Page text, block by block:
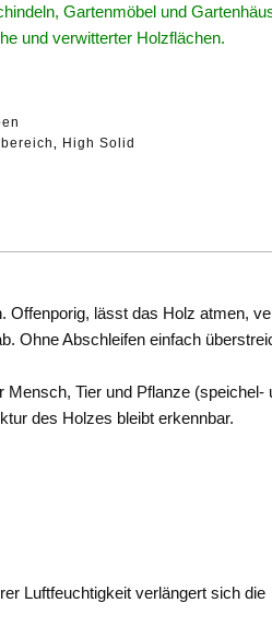
Gartenmöbel und
und verwitterter Holzflächen.
High Solid
Offenporig, lässt das Holz atmen,
Ohne Abschleifen einfach
Tier und Pflanze (speichel-
des Holzes bleibt erkennbar.
Luftfeuchtigkeit verlängert sich die